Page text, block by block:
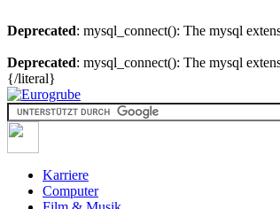
Deprecated: mysql_connect(): The mysql
Deprecated: mysql_connect(): The mysql
{/literal}
Karriere
Computer